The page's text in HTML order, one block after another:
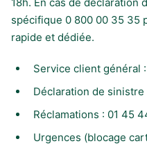
spécifique 0 800 00 35 35
rapide et dédiée.
Service client général
Déclaration de
Réclamations : 01 45
Urgences (blocage